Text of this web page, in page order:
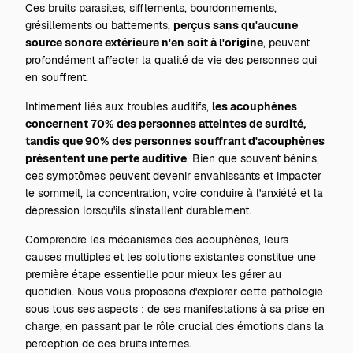
Ces bruits parasites, sifflements, bourdonnements,
grésillements ou battements, perçus sans qu'aucune
source sonore extérieure n'en soit à l'origine, peuvent
profondément affecter la qualité de vie des personnes qui
en souffrent.
Intimement liés aux troubles auditifs, les acouphènes
concernent 70% des personnes atteintes de surdité,
tandis que 90% des personnes souffrant d'acouphènes
présentent une perte auditive. Bien que souvent bénins,
ces symptômes peuvent devenir envahissants et impacter
le sommeil, la concentration, voire conduire à l'anxiété et la
dépression lorsqu'ils s'installent durablement.
Comprendre les mécanismes des acouphènes, leurs
causes multiples et les solutions existantes constitue une
première étape essentielle pour mieux les gérer au
quotidien. Nous vous proposons d'explorer cette pathologie
sous tous ses aspects : de ses manifestations à sa prise en
charge, en passant par le rôle crucial des émotions dans la
perception de ces bruits internes.